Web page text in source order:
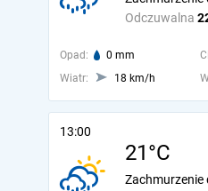
Odczuwalna
Opad: 0 mm
Wiatr:
18 km/h
13:00
21°C
Zachmurzenie